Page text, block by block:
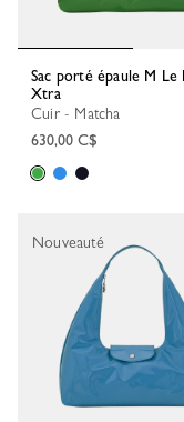
Sac porté épaule M Le Pliage
Xtra
Cuir - Matcha
630,00 C$
Nouveauté